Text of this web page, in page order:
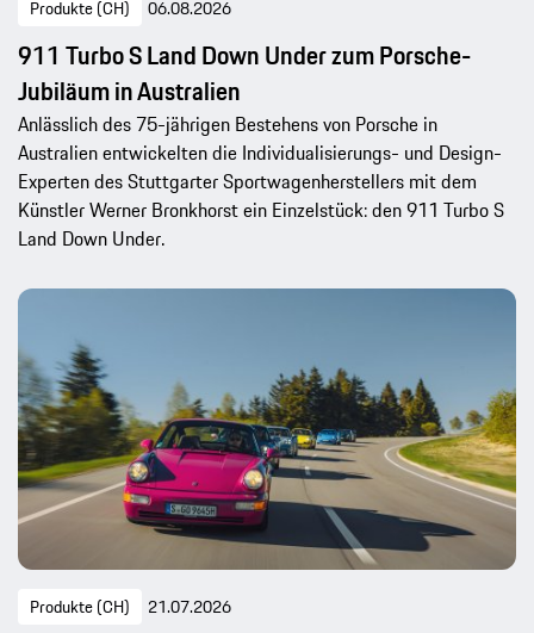
Produkte (CH) 06.08.2026
911 Turbo S Land Down Under zum Porsche-
Jubiläum in Australien
Anlässlich des 75-jährigen Bestehens von Porsche in
Australien entwickelten die Individualisierungs- und Design-
Experten des Stuttgarter Sportwagenherstellers mit dem
Künstler Werner Bronkhorst ein Einzelstück: den 911 Turbo S
Land Down Under.
Produkte (CH) 21.07.2026